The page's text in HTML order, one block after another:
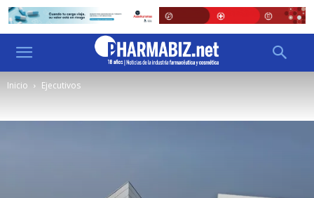
Inicio Ejecutivos